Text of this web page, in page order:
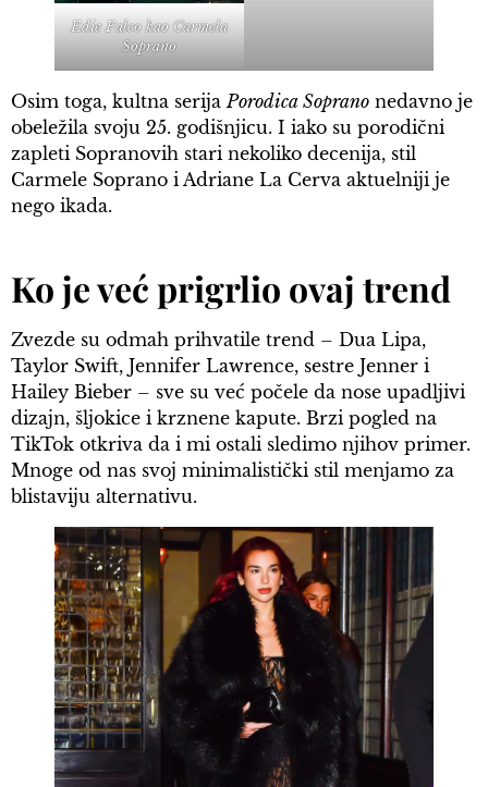
Edie Falco kao Carmela
Soprano
Osim toga, kultna serija Porodica Soprano nedavno je
obeležila svoju 25. godišnjicu. I iako su porodični
zapleti Sopranovih stari nekoliko decenija, stil
Carmele Soprano i Adriane La Cerva aktuelniji je
nego ikada.
Ko je već prigrlio ovaj trend
Zvezde su odmah prihvatile trend – Dua Lipa,
Taylor Swift, Jennifer Lawrence, sestre Jenner i
Hailey Bieber – sve su već počele da nose upadljivi
dizajn, šljokice i krznene kapute. Brzi pogled na
TikTok otkriva da i mi ostali sledimo njihov primer.
Mnoge od nas svoj minimalistički stil menjamo za
blistaviju alternativu.